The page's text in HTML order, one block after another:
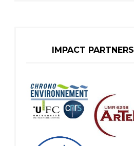
IMPACT PARTNERS